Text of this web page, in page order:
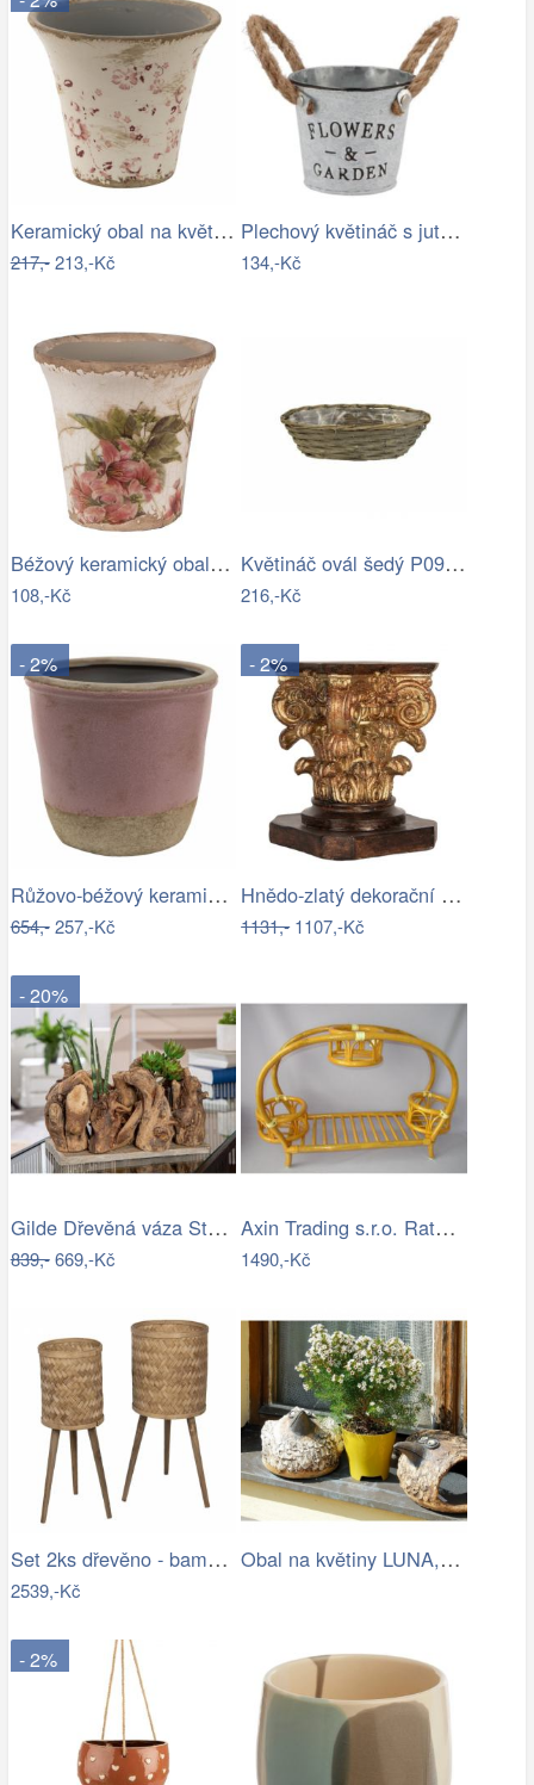
Keramický obal na květináč s jemnými…
217,-213,-Kč
Plechový květináč s jutovými uchy…
134,-Kč
Béžový keramický obal na květináč s…
108,-Kč
Květináč ovál šedý P0991/4
216,-Kč
- 2%
Růžovo-béžový keramický obal na…
654,-257,-Kč
- 2%
Hnědo-zlatý dekorační podstavec pod…
1131,-1107,-Kč
- 20%
Gilde Dřevěná váza Stormlight
839,-669,-Kč
Axin Trading s.r.o. Ratanový stojan na…
1490,-Kč
Set 2ks dřevěno - bambusových květináčů…
2539,-Kč
Obal na květiny LUNA, zelená oliva,…
- 2%